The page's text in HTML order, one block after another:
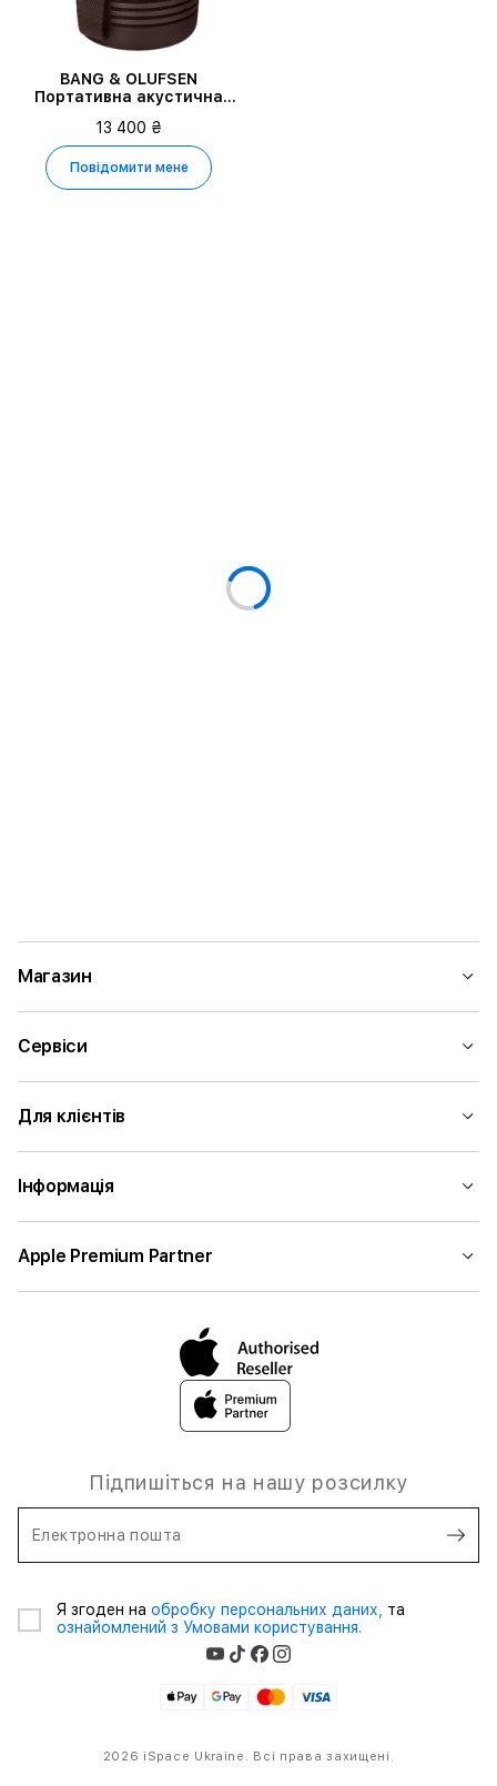
BANG & OLUFSEN
Портативна акустична
Explore, Chestnut
13 400 ₴
Повідомити мене
Магазин
Сервіси
Для клієнтів
Інформація
Apple Premium Partner
Підпишіться на нашу розсилку
Електронна пошта
Я згоден на обробку персональних даних, та
ознайомлений з Умовами користування.
2026 iSpace Ukraine. Всі права захищені.